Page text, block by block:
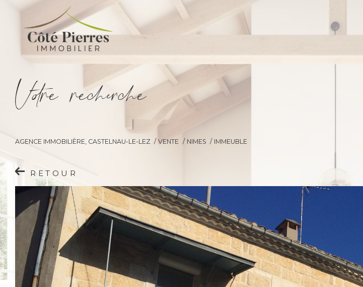
Vore recece
AGENCE IMMOBILIÈRE, CASTELNAU-LE-LEZ VENTE NIMES IMMEUBLE
RETOUR